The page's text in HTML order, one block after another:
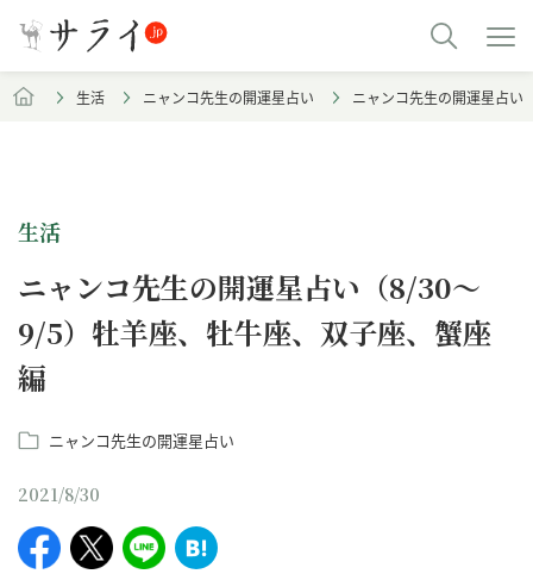
生活 ニャンコ先生の開運星占い ニャンコ先生の開運星占
生活
ニャンコ先生の開運星占い（8/30～
9/5）牡羊座、牡牛座、双子座、蟹座
編
ニャンコ先生の開運星占い
2021/8/30